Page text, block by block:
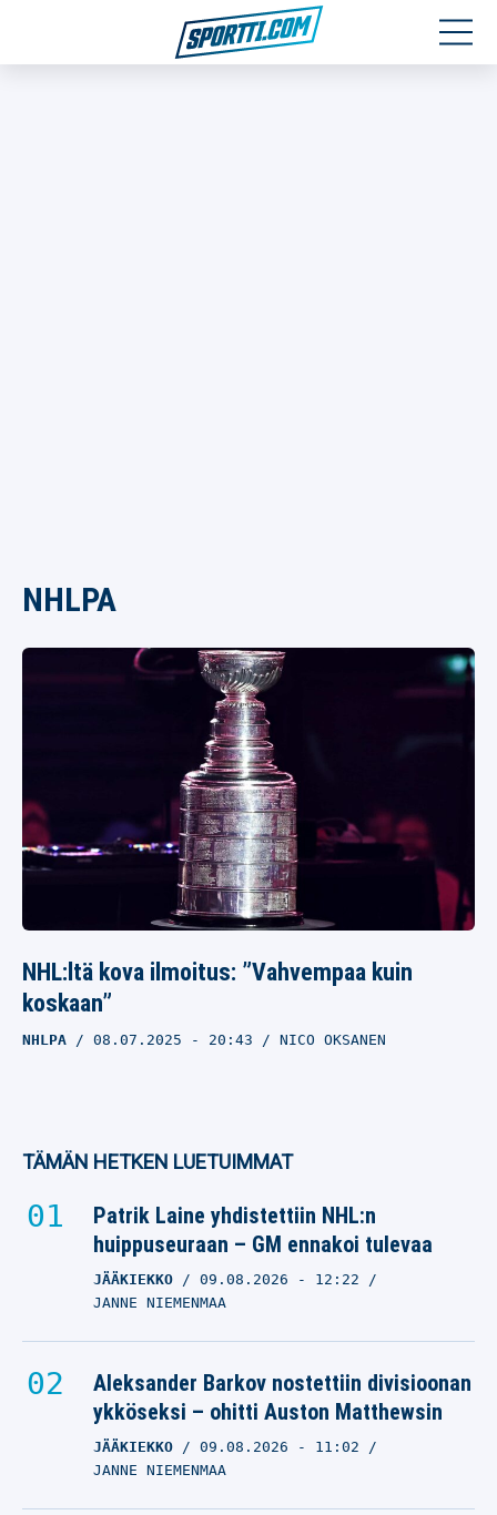
NHLPA
NHL:ltä kova ilmoitus: ”Vahvempaa kuin
koskaan”
NHLPA 08.07.2025 - 20:43 NICO OKSANEN
TÄMÄN HETKEN LUETUIMMAT
Patrik Laine yhdistettiin NHL:n
huippuseuraan – GM ennakoi tulevaa
JÄÄKIEKKO 09.08.2026 - 12:22
JANNE NIEMENMAA
Aleksander Barkov nostettiin divisioonan
ykköseksi – ohitti Auston Matthewsin
JÄÄKIEKKO 09.08.2026 - 11:02
JANNE NIEMENMAA